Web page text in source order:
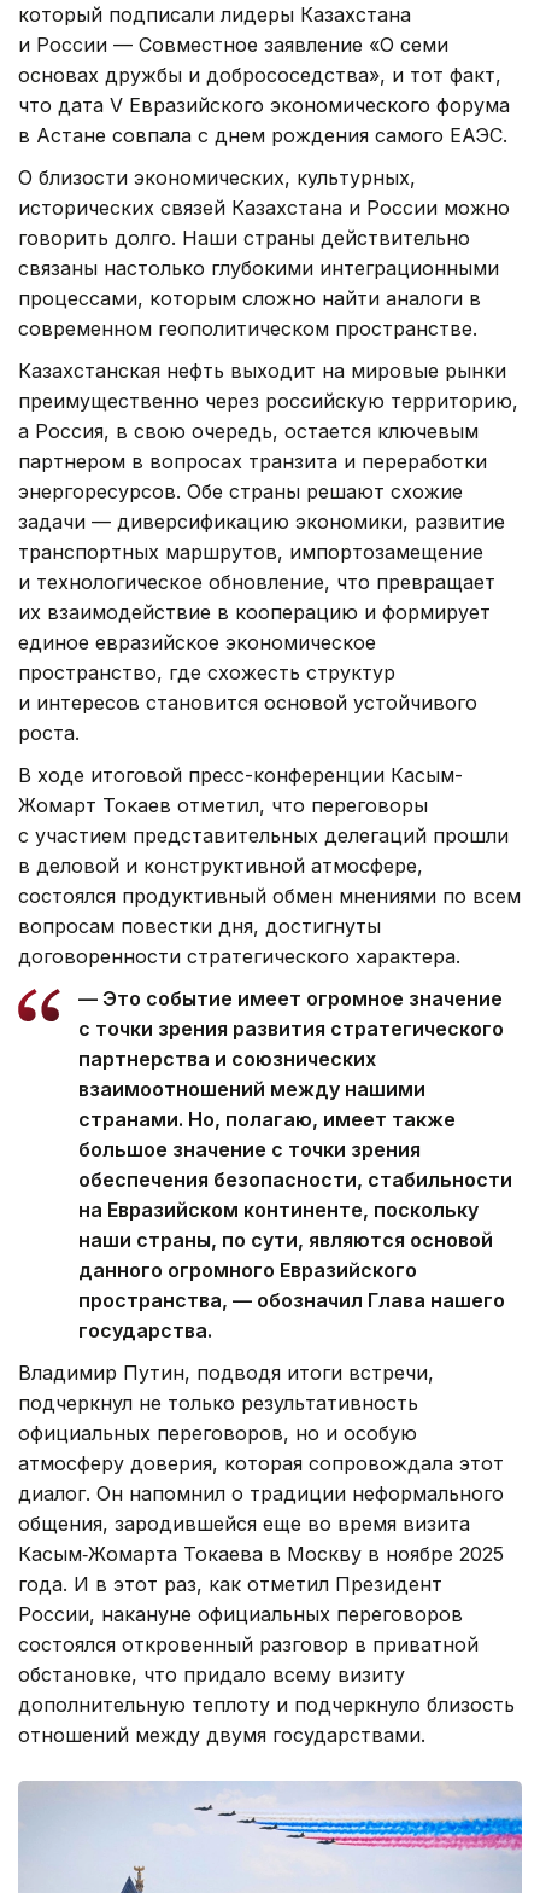
который подписали лидеры Казахстана
и России — Совместное заявление «О семи
основах дружбы и добрососедства», и тот факт,
что дата V Евразийского экономического форума
в Астане совпала с днем рождения самого ЕАЭС.
О близости экономических, культурных,
исторических связей Казахстана и России можно
говорить долго. Наши страны действительно
связаны настолько глубокими интеграционными
процессами, которым сложно найти аналоги в
современном геополитическом пространстве.
Казахстанская нефть выходит на мировые рынки
преимущественно через российскую территорию,
а Россия, в свою очередь, остается ключевым
партнером в вопросах транзита и переработки
энергоресурсов. Обе страны решают схожие
задачи — диверсификацию экономики, развитие
транспортных маршрутов, импортозамещение
и технологическое обновление, что превращает
их взаимодействие в кооперацию и формирует
единое евразийское экономическое
пространство, где схожесть структур
и интересов становится основой устойчивого
роста.
В ходе итоговой пресс-конференции Касым-
Жомарт Токаев отметил, что переговоры
с участием представительных делегаций прошли
в деловой и конструктивной атмосфере,
состоялся продуктивный обмен мнениями по всем
вопросам повестки дня, достигнуты
договоренности стратегического характера.
— Это событие имеет огромное значение
с точки зрения развития стратегического
партнерства и союзнических
взаимоотношений между нашими
странами. Но, полагаю, имеет также
большое значение с точки зрения
обеспечения безопасности, стабильности
на Евразийском континенте, поскольку
наши страны, по сути, являются основой
данного огромного Евразийского
пространства, — обозначил Глава нашего
государства.
Владимир Путин, подводя итоги встречи,
подчеркнул не только результативность
официальных переговоров, но и особую
атмосферу доверия, которая сопровождала этот
диалог. Он напомнил о традиции неформального
общения, зародившейся еще во время визита
Касым‑Жомарта Токаева в Москву в ноябре 2025
года. И в этот раз, как отметил Президент
России, накануне официальных переговоров
состоялся откровенный разговор в приватной
обстановке, что придало всему визиту
дополнительную теплоту и подчеркнуло близость
отношений между двумя государствами.